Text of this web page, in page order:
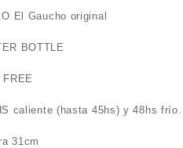
El Gaucho original
BOTTLE
FREE
caliente (hasta 45hs) y 48hs frío.
31cm